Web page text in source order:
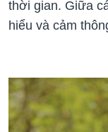
thời gian. Giữa
hiểu và cảm